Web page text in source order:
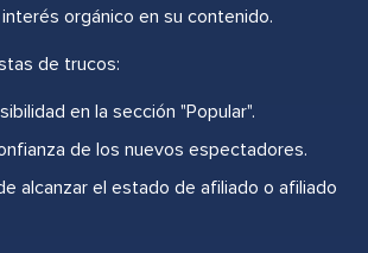
orgánico en su contenido.
de trucos:
en la sección "Popular".
de los nuevos espectadores.
alcanzar el estado de afiliado o afiliado